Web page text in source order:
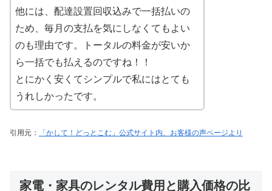
他には、配達設置回収込みで一括払いの
ため、毎月の支払を気にしなくてもよい
のも理由です。トータルの料金が安いか
ら一括でも払えるのですね！！
とにかく安くてシンプルで私にはとても
うれしかったです。
引用元： 「かして！どっとこむ」公式サイト内、お客様の声ページより
家電・家具のレンタル費用と購入価格の比